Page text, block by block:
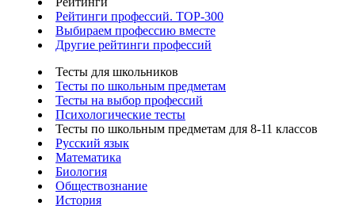
Рейтинги профессий. TOP-300
Выбираем профессию вместе
Другие рейтинги профессий
Тесты для школьников
Тесты по школьным предметам
Тесты на выбор профессий
Психологические тесты
Тесты по школьным предметам для 8-11 классов
Русский язык
Математика
Биология
Обществознание
История